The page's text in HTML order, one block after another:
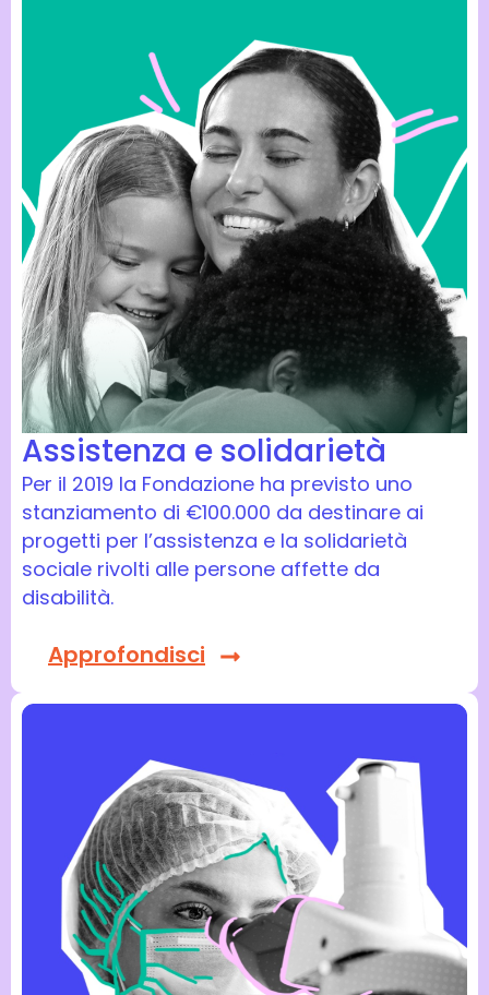
Assistenza e solidarietà
Per il 2019 la Fondazione ha previsto uno
stanziamento di €100.000 da destinare ai
progetti per l’assistenza e la solidarietà
sociale rivolti alle persone affette da
disabilità.
Approfondisci